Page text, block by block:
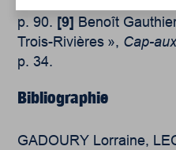
p. 90. [9] Benoît
Trois-Rivières », Cap-
p. 34.
Bibliographie
GADOURY Lorraine,